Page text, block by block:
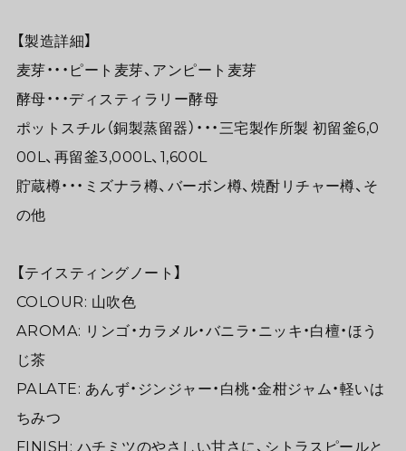
【製造詳細】
麦芽・・・ピート麦芽、アンピート麦芽
酵母・・・ディスティラリー酵母
ポットスチル（銅製蒸留器）・・・三宅製作所製 初留釜6,0
00L、再留釜3,000L、1,600L
貯蔵樽・・・ミズナラ樽、バーボン樽、焼酎リチャー樽、そ
の他
【テイスティングノート】
COLOUR: 山吹色
AROMA: リンゴ・カラメル・バニラ・ニッキ・白檀・ほう
じ茶
PALATE: あんず・ジンジャー・白桃・金柑ジャム・軽いは
ちみつ
FINISH: ハチミツのやさしい甘さに、シトラスピールと